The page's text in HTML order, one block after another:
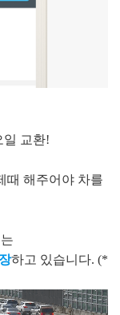
일 교환!
때 해주어야 차를
하고 있습니다. (*